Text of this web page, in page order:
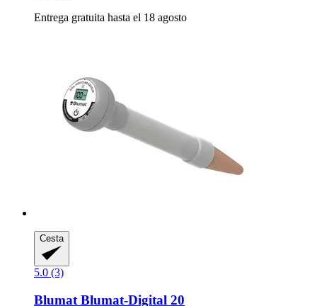
Entrega gratuita hasta el 18 agosto
Cesta
5.0 (3)
Blumat Blumat-​Digital 20